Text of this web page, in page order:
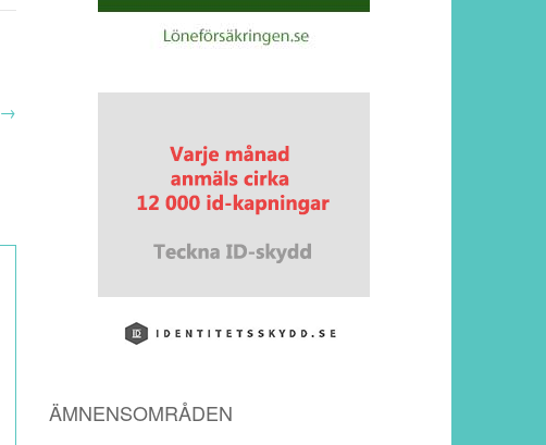
→
ÄMNENSOMRÅDEN